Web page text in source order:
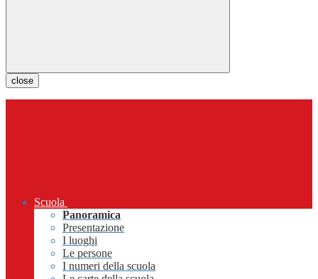
close
Scuola
Panoramica
Presentazione
I luoghi
Le persone
I numeri della scuola